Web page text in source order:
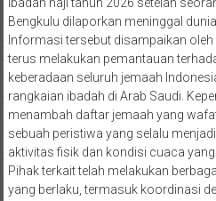
Bengkulu dilaporkan meninggal
Informasi tersebut disampaikan
terus melakukan pemantauan
keberadaan seluruh jemaah
rangkaian ibadah di Arab Saudi.
menambah daftar jemaah yang
sebuah peristiwa yang selalu
aktivitas fisik dan kondisi cuaca
Pihak terkait telah melakukan
yang berlaku, termasuk koordinasi